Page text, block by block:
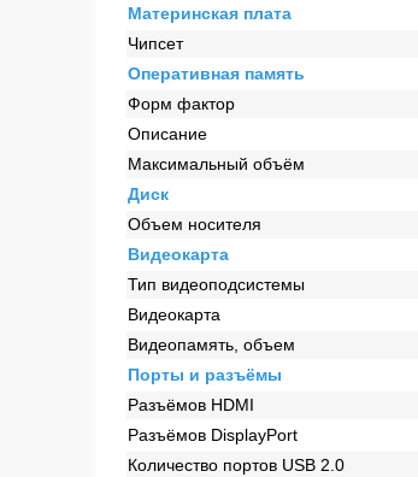
Материнская плата
Чипсет
Оперативная память
Форм фактор
Описание
Максимальный объём
Диск
Объем носителя
Видеокарта
Тип видеоподсистемы
Видеокарта
Видеопамять, объем
Порты и разъёмы
Разъёмов HDMI
Разъёмов DisplayPort
Количество портов USB 2.0